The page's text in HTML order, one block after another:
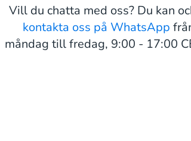
Vill du chatta med oss? Du kan
kontakta oss på WhatsApp
måndag till fredag, 9:00 - 17:00